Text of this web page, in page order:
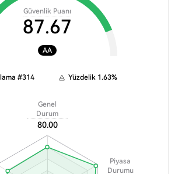
Güvenlik Puanı
87.67
AA
#314 Yüzdelik 1.63%
Genel
Durum
80.00
Piyasa
Durumu